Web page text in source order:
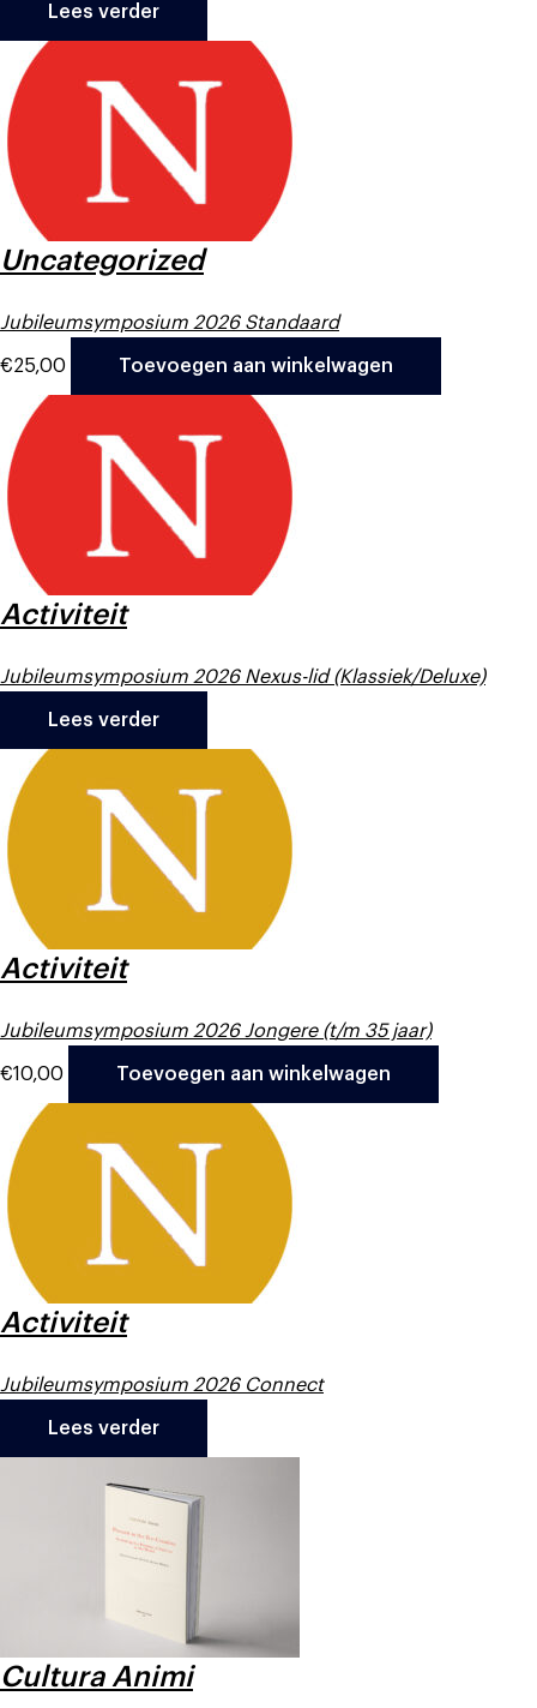
Lees verder
Uncategorized
Jubileumsymposium 2026 Standaard
€25,00 Toevoegen aan winkelwagen
Activiteit
Jubileumsymposium 2026 Nexus-lid (Klassiek/Deluxe)
Lees verder
Activiteit
Jubileumsymposium 2026 Jongere (t/m 35 jaar)
€10,00 Toevoegen aan winkelwagen
Activiteit
Jubileumsymposium 2026 Connect
Lees verder
Cultura Animi